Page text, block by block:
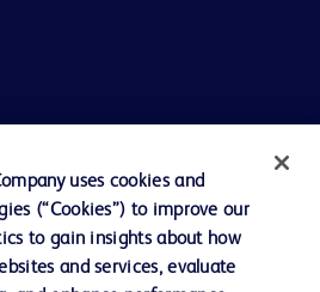
uses cookies and
(“Cookies”) to improve our
to gain insights about how
and services, evaluate